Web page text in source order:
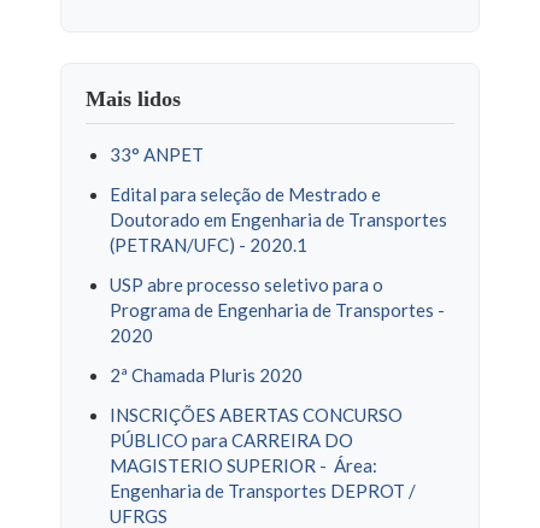
Mais lidos
33° ANPET
Edital para seleção de Mestrado e
Doutorado em Engenharia de Transportes
(PETRAN/UFC) - 2020.1
USP abre processo seletivo para o
Programa de Engenharia de Transportes -
2020
2ª Chamada Pluris 2020
INSCRIÇÕES ABERTAS CONCURSO
PÚBLICO para CARREIRA DO
MAGISTERIO SUPERIOR - Área:
Engenharia de Transportes DEPROT /
UFRGS